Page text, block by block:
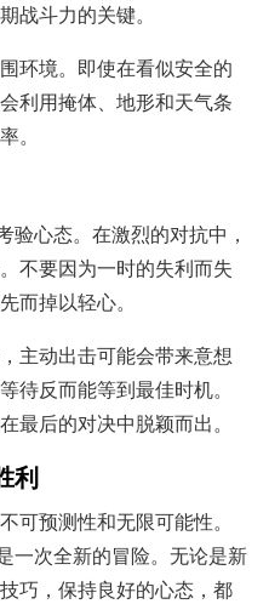
战斗力的关键。
环境。即使在看似安全的
利用掩体、地形和天气条
。
验心态。在激烈的对抗中，
不要因为一时的失利而失
而掉以轻心。
主动出击可能会带来意想
待反而能等到最佳时机。
最后的对决中脱颖而出。
利
可预测性和无限可能性。
一次全新的冒险。无论是新
巧，保持良好的心态，都